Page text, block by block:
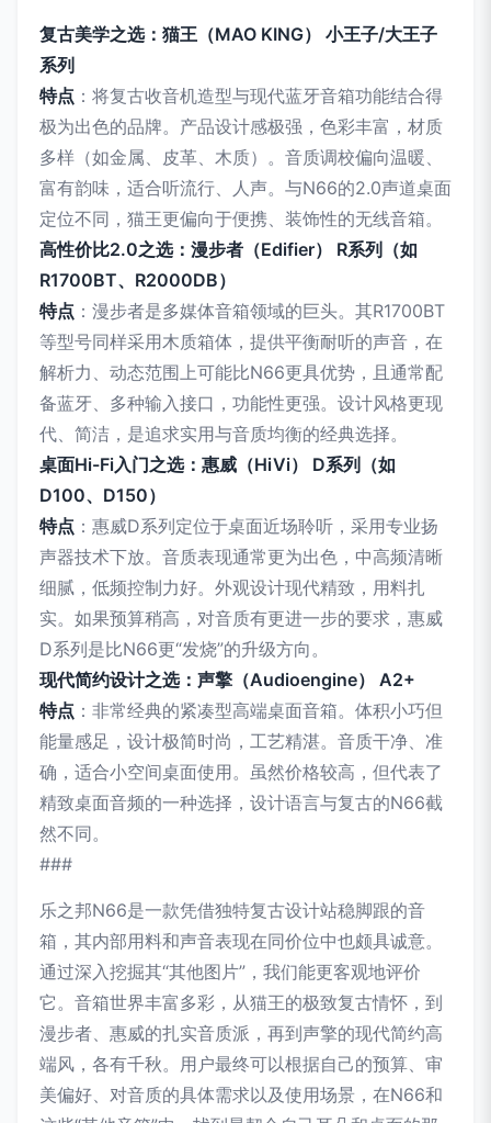
复古美学之选：猫王（MAO KING） 小王子/大王子
系列
特点 ：将复古收音机造型与现代蓝牙音箱功能结合得
极为出色的品牌。产品设计感极强，色彩丰富，材质
多样（如金属、皮革、木质）。音质调校偏向温暖、
富有韵味，适合听流行、人声。与N66的2.0声道桌面
定位不同，猫王更偏向于便携、装饰性的无线音箱。
高性价比2.0之选：漫步者（Edifier） R系列（如
R1700BT、R2000DB）
特点 ：漫步者是多媒体音箱领域的巨头。其R1700BT
等型号同样采用木质箱体，提供平衡耐听的声音，在
解析力、动态范围上可能比N66更具优势，且通常配
备蓝牙、多种输入接口，功能性更强。设计风格更现
代、简洁，是追求实用与音质均衡的经典选择。
桌面Hi-Fi入门之选：惠威（HiVi） D系列（如
D100、D150）
特点 ：惠威D系列定位于桌面近场聆听，采用专业扬
声器技术下放。音质表现通常更为出色，中高频清晰
细腻，低频控制力好。外观设计现代精致，用料扎
实。如果预算稍高，对音质有更进一步的要求，惠威
D系列是比N66更“发烧”的升级方向。
现代简约设计之选：声擎（Audioengine） A2+
特点 ：非常经典的紧凑型高端桌面音箱。体积小巧但
能量感足，设计极简时尚，工艺精湛。音质干净、准
确，适合小空间桌面使用。虽然价格较高，但代表了
精致桌面音频的一种选择，设计语言与复古的N66截
然不同。
###
乐之邦N66是一款凭借独特复古设计站稳脚跟的音
箱，其内部用料和声音表现在同价位中也颇具诚意。
通过深入挖掘其“其他图片”，我们能更客观地评价
它。音箱世界丰富多彩，从猫王的极致复古情怀，到
漫步者、惠威的扎实音质派，再到声擎的现代简约高
端风，各有千秋。用户最终可以根据自己的预算、审
美偏好、对音质的具体需求以及使用场景，在N66和